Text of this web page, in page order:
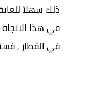
ذلك سهلاً
في هذا
في القطار ،